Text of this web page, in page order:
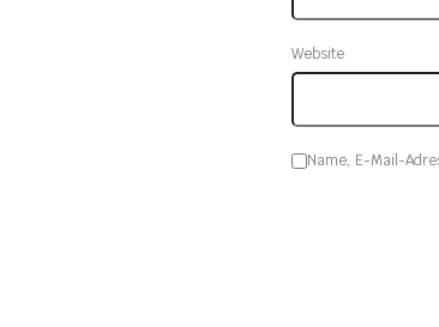
Website
Name, E-Mail-